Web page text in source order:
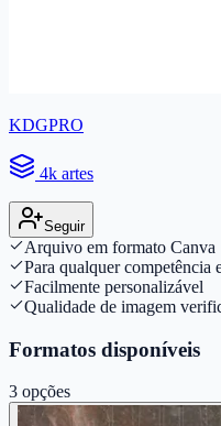
KDGPRO
4k artes
Seguir
Arquivo em formato Canva
Para qualquer competência
Facilmente personalizável
Qualidade de imagem
Formatos disponíveis
3 opções